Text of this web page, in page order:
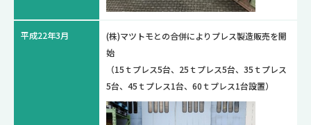
平成22年3月
(株)マツトモとの合併によりプレス製造販売を開
始
（15ｔプレス5台、25ｔプレス5台、35ｔプレス
5台、45ｔプレス1台、60ｔプレス1台設置）